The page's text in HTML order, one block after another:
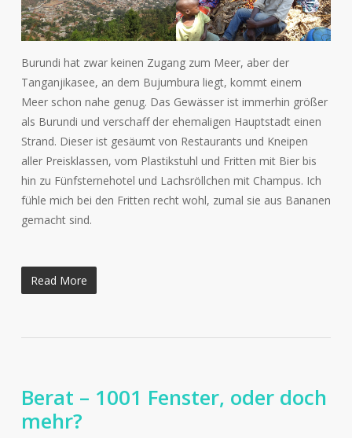
Burundi hat zwar keinen Zugang zum Meer, aber der
Tanganjikasee, an dem Bujumbura liegt, kommt einem
Meer schon nahe genug. Das Gewässer ist immerhin größer
als Burundi und verschaff der ehemaligen Hauptstadt einen
Strand. Dieser ist gesäumt von Restaurants und Kneipen
aller Preisklassen, vom Plastikstuhl und Fritten mit Bier bis
hin zu Fünfsternehotel und Lachsröllchen mit Champus. Ich
fühle mich bei den Fritten recht wohl, zumal sie aus Bananen
gemacht sind.
Read More
Berat – 1001 Fenster, oder doch
mehr?